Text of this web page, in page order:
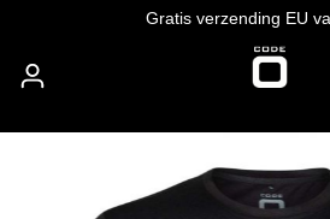
Ga naar de hoofdinhoudGratis verzending EU